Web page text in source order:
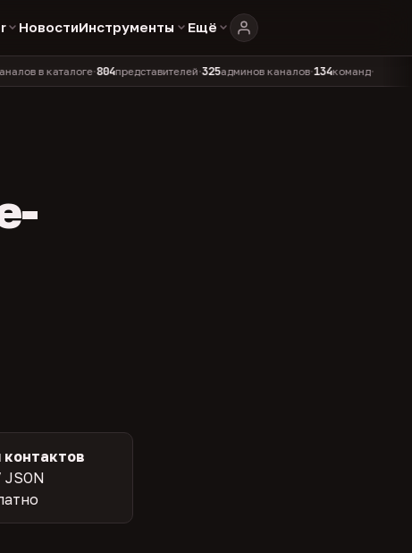
НовостиИнструменты Ещё
каталоге•804представителей•325админов каналов•134команд•
JSON